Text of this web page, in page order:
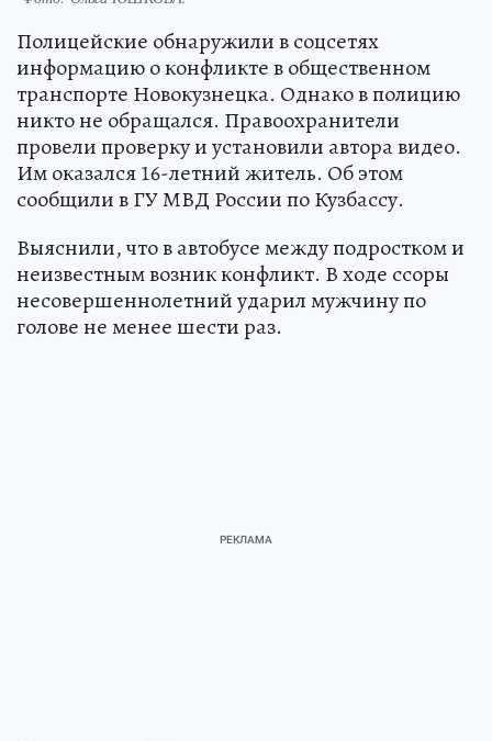
Полицейские обнаружили в соцсетях
информацию о конфликте в общественном
транспорте Новокузнецка. Однако в полицию
никто не обращался. Правоохранители
провели проверку и установили автора видео.
Им оказался 16-летний житель. Об этом
сообщили в ГУ МВД России по Кузбассу.
Выяснили, что в автобусе между подростком и
неизвестным возник конфликт. В ходе ссоры
несовершеннолетний ударил мужчину по
голове не менее шести раз.